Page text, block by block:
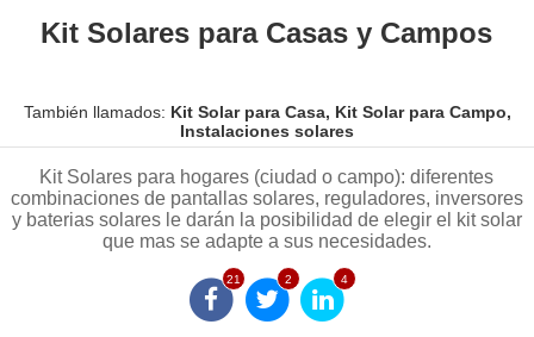
Kit Solares para Casas y Campos
También llamados: Kit Solar para Casa, Kit Solar para Campo,
Instalaciones solares
Kit Solares para hogares (ciudad o campo): diferentes
combinaciones de pantallas solares, reguladores, inversores
y baterias solares le darán la posibilidad de elegir el kit solar
que mas se adapte a sus necesidades.
21 2 4